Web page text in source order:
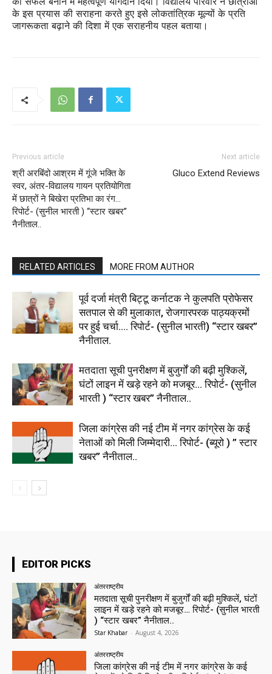
के इस प्रयास की सराहना करते हुए इसे लोकतांत्रिक मूल्यों के प्रति
जागरूकता बढ़ाने की दिशा में एक सराहनीय पहल बताया।
Previous article
श्री अरबिंदो आश्रम में गूंजे भक्ति के
स्वर, अंतर-विद्यालय गायन प्रतियोगिता
में छात्रों ने बिखेरा प्रतिभा का रंग…
रिपोर्ट- (सुनील भारती ) “स्टार खबर”
नैनीताल..
Next article
Gluco Extend Reviews
RELATED ARTICLES MORE FROM AUTHOR
पूर्व दर्जा मंत्री बिट्टू कर्नाटक ने कुलपति प्रोफेसर
सतपाल से की मुलाकात, रोजगारपरक पाठ्यक्रमों
पर हुई चर्चा…. रिपोर्ट- (सुनील भारती) “स्टार खबर”
नैनीताल.
मतदाता सूची पुनरीक्षण में बुजुर्गों की बढ़ी मुश्किलें,
घंटों लाइन में खड़े रहने को मजबूर… रिपोर्ट- (सुनील
भारती ) “स्टार खबर” नैनीताल..
जिला कांग्रेस की नई टीम में नगर कांग्रेस के कई
नेताओं को मिली जिम्मेदारी… रिपोर्ट- (ब्यूरो ) ” स्टार
खबर” नैनीताल..
EDITOR PICKS
अंतरराष्ट्रीय
मतदाता सूची पुनरीक्षण में बुजुर्गों की बढ़ी मुश्किलें, घंटों
लाइन में खड़े रहने को मजबूर… रिपोर्ट- (सुनील भारती
) “स्टार खबर” नैनीताल..
Star Khabar - August 4, 2026
अंतरराष्ट्रीय
जिला कांग्रेस की नई टीम में नगर कांग्रेस के कई